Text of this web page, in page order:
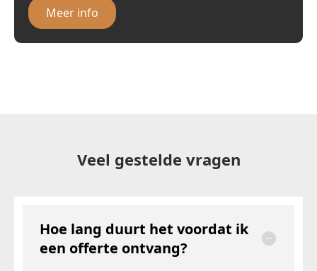
Meer info
Veel gestelde vragen
Hoe lang duurt het voordat ik
een offerte ontvang?